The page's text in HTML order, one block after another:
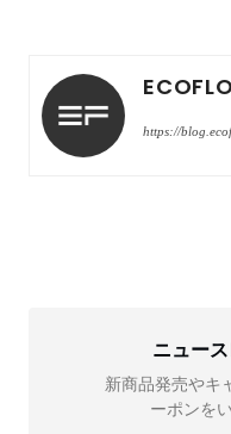
https://
ニュー
新商品発売やキ
ーポンを